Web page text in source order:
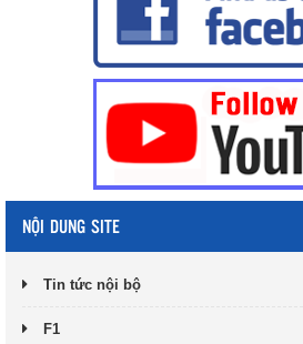
NỘI DUNG SITE
Tin tức nội bộ
F1